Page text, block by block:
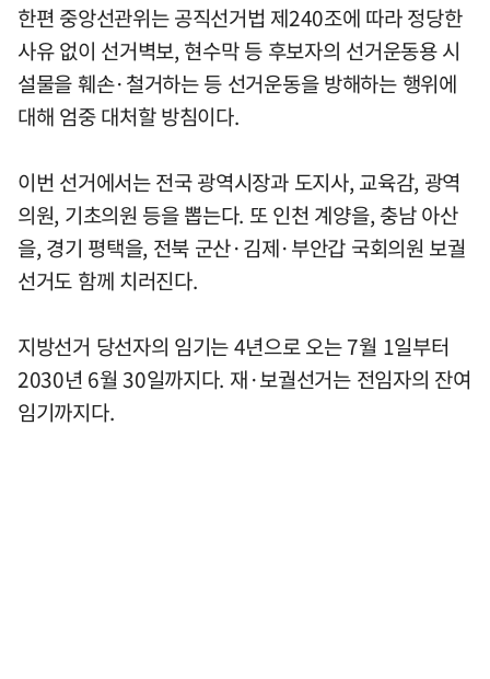
한편 중앙선관위는 공직선거법 제240조에 따라 정당한
사유 없이 선거벽보, 현수막 등 후보자의 선거운동용 시
설물을 훼손·철거하는 등 선거운동을 방해하는 행위에
대해 엄중 대처할 방침이다.
이번 선거에서는 전국 광역시장과 도지사, 교육감, 광역
의원, 기초의원 등을 뽑는다. 또 인천 계양을, 충남 아산
을, 경기 평택을, 전북 군산·김제·부안갑 국회의원 보궐
선거도 함께 치러진다.
지방선거 당선자의 임기는 4년으로 오는 7월 1일부터
2030년 6월 30일까지다. 재·보궐선거는 전임자의 잔여
임기까지다.